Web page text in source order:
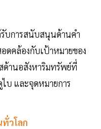
บการสนับสนุนด้านคำ
คล้องกับเป้าหมายของ
สด้านอสังหาริมทรัพย์ที่
บ และจุดหมายการ
ทั่วโลก